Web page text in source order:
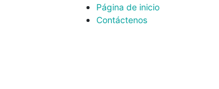
Página de inicio
Contáctenos